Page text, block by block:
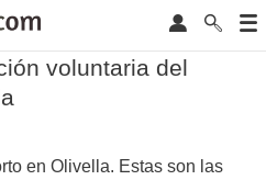
voluntaria del
en Olivella. Estas son las